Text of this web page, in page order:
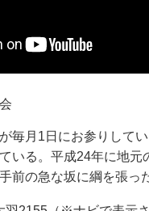
毎月1日にお参りして
いる。平成24年に地
前の急な坂に綱を張っ